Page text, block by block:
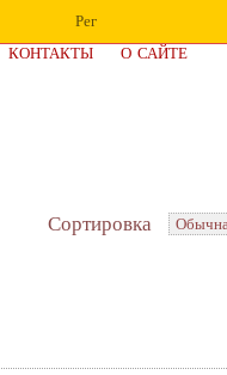
Рег
КОНТАКТЫ О САЙТЕ
Сортировка